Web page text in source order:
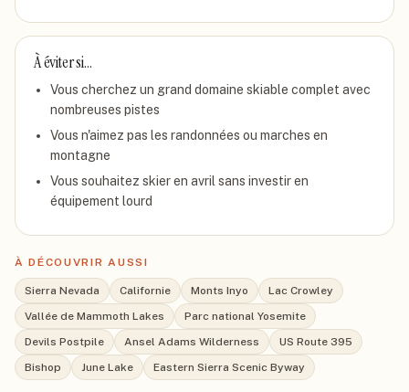
À éviter si…
Vous cherchez un grand domaine skiable complet avec
nombreuses pistes
Vous n'aimez pas les randonnées ou marches en
montagne
Vous souhaitez skier en avril sans investir en
équipement lourd
À DÉCOUVRIR AUSSI
Sierra Nevada Californie Monts Inyo
Lac Crowley
Vallée de Mammoth Lakes
Parc national Yosemite
Devils Postpile
Ansel Adams Wilderness
US Route 395
Bishop
June Lake Eastern Sierra Scenic Byway